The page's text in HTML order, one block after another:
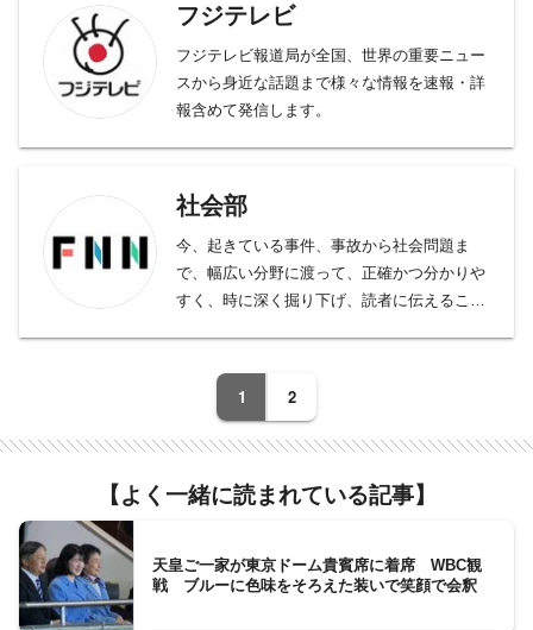
フジテレビ
フジテレビ報道局が全国、世界の重要ニュー
スから身近な話題まで様々な情報を速報・詳
報含めて発信します。
社会部
今、起きている事件、事故から社会問題ま
で、幅広い分野に渡って、正確かつ分かりや
すく、時に深く掘り下げ、読者に伝えること
交通･国土、教育、科学、宇宙、災害・防災
など、幅広い分野をフォロー。天皇陛下など
皇室の動向、都政から首都圏自治体の行政も
の垣根を越えて取材に取り組んでいます。
1 2
【よく一緒に読まれている記事】
天皇ご一家が東京ドーム貴賓席に着席 WBC観
戦 ブルーに色味をそろえた装いで笑顔で会釈